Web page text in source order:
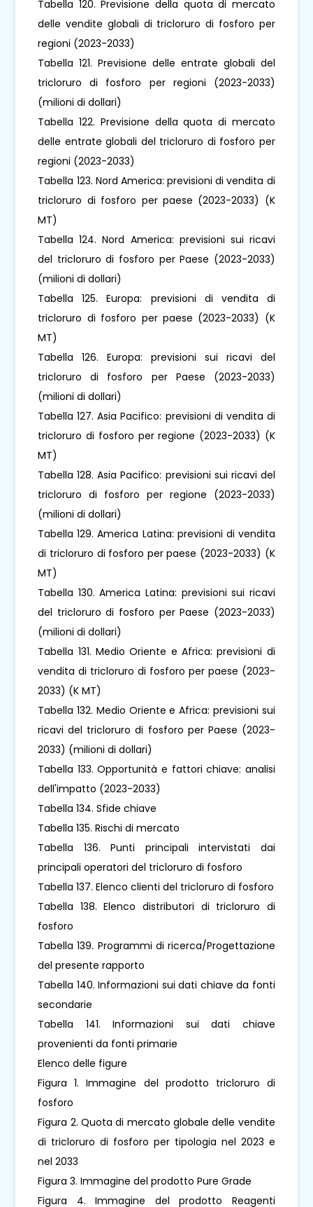
Tabella 120. Previsione della quota di mercato
delle vendite globali di tricloruro di fosforo per
regioni (2023-2033)
Tabella 121. Previsione delle entrate globali del
tricloruro di fosforo per regioni (2023-2033)
(milioni di dollari)
Tabella 122. Previsione della quota di mercato
delle entrate globali del tricloruro di fosforo per
regioni (2023-2033)
Tabella 123. Nord America: previsioni di vendita di
tricloruro di fosforo per paese (2023-2033) (K
MT)
Tabella 124. Nord America: previsioni sui ricavi
del tricloruro di fosforo per Paese (2023-2033)
(milioni di dollari)
Tabella 125. Europa: previsioni di vendita di
tricloruro di fosforo per paese (2023-2033) (K
MT)
Tabella 126. Europa: previsioni sui ricavi del
tricloruro di fosforo per Paese (2023-2033)
(milioni di dollari)
Tabella 127. Asia Pacifico: previsioni di vendita di
tricloruro di fosforo per regione (2023-2033) (K
MT)
Tabella 128. Asia Pacifico: previsioni sui ricavi del
tricloruro di fosforo per regione (2023-2033)
(milioni di dollari)
Tabella 129. America Latina: previsioni di vendita
di tricloruro di fosforo per paese (2023-2033) (K
MT)
Tabella 130. America Latina: previsioni sui ricavi
del tricloruro di fosforo per Paese (2023-2033)
(milioni di dollari)
Tabella 131. Medio Oriente e Africa: previsioni di
vendita di tricloruro di fosforo per paese (2023-
2033) (K MT)
Tabella 132. Medio Oriente e Africa: previsioni sui
ricavi del tricloruro di fosforo per Paese (2023-
2033) (milioni di dollari)
Tabella 133. Opportunità e fattori chiave: analisi
dell'impatto (2023-2033)
Tabella 134. Sfide chiave
Tabella 135. Rischi di mercato
Tabella 136. Punti principali intervistati dai
principali operatori del tricloruro di fosforo
Tabella 137. Elenco clienti del tricloruro di fosforo
Tabella 138. Elenco distributori di tricloruro di
fosforo
Tabella 139. Programmi di ricerca/Progettazione
del presente rapporto
Tabella 140. Informazioni sui dati chiave da fonti
secondarie
Tabella 141. Informazioni sui dati chiave
provenienti da fonti primarie
Elenco delle figure
Figura 1. Immagine del prodotto tricloruro di
fosforo
Figura 2. Quota di mercato globale delle vendite
di tricloruro di fosforo per tipologia nel 2023 e
nel 2033
Figura 3. Immagine del prodotto Pure Grade
Figura 4. Immagine del prodotto Reagenti